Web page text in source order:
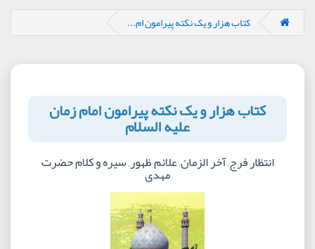
کتاب هزار و یک نکته پیرامون ام...
کتاب هزار و یک نکته پیرامون امام زمان
علیه السلام
انتظار فرج, آخر الزمان, علائم ظهور, سیره و کلام حضرت
مهدی